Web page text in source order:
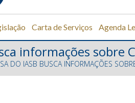
Carta de Serviços Agenda
informações sobre
DO IASB BUSCA INFORMAÇÕES